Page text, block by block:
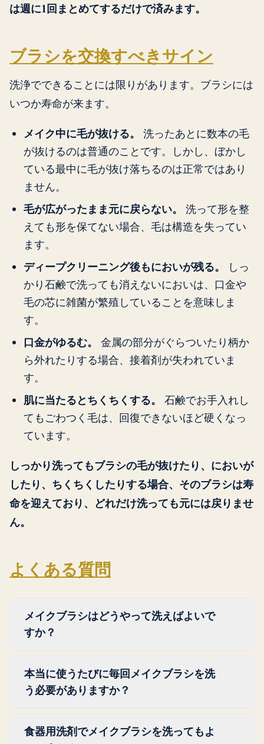
は週に1回まとめてするだけで済みます。
ブラシを交換すべきサイン
洗浄でできることには限りがあります。ブラシには
いつか寿命が来ます。
メイク中に毛が抜ける。
洗ったあとに数本の毛
が抜けるのは普通のことです。しかし、ぼかし
ている最中に毛が抜け落ちるのは正常ではあり
ません。
毛が広がったまま元に戻らない。
洗って形を整
えても形を保てない場合、毛は構造を失ってい
ます。
ディープクリーニング後もにおいが残る。
しっ
かり石鹸で洗っても消えないにおいは、口金や
毛の芯に雑菌が繁殖していることを意味しま
す。
口金がゆるむ。
金属の部分がぐらついたり柄か
ら外れたりする場合、接着剤が失われていま
す。
肌に当たるとちくちくする。
石鹸でお手入れし
てもごわつく毛は、回復できないほど硬くなっ
ています。
しっかり洗ってもブラシの毛が抜けたり、においが
したり、ちくちくしたりする場合、そのブラシは寿
命を迎えており、どれだけ洗っても元には戻りませ
ん。
よくある質問
メイクブラシはどうやって洗えばよいで
すか？
シャンプーかカスティール石鹸で泡立て、凹
凸のあるマットか手のひらの上でくるくると
えて、毛を洗面台のふちから少し出した状態
本当に使うたびに毎回メイクブラシを洗
う必要がありますか？
雑菌の繁殖を防ぎ、メイクをするたびに正確
食器用洗剤でメイクブラシを洗ってもよ